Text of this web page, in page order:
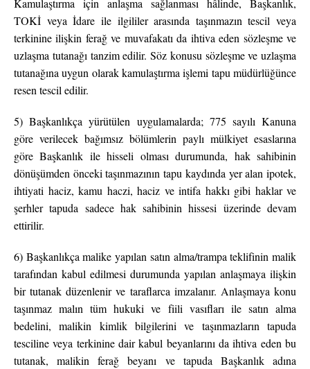
Kamulaştırma için anlaşma sağlanması hâlinde, Başkanlık,
TOKİ veya İdare ile ilgililer arasında taşınmazın tescil veya
terkinine ilişkin ferağ ve muvafakatı da ihtiva eden sözleşme ve
uzlaşma tutanağı tanzim edilir. Söz konusu sözleşme ve uzlaşma
tutanağına uygun olarak kamulaştırma işlemi tapu müdürlüğünce
resen tescil edilir.
5) Başkanlıkça yürütülen uygulamalarda; 775 sayılı Kanuna
göre verilecek bağımsız bölümlerin paylı mülkiyet esaslarına
göre Başkanlık ile hisseli olması durumunda, hak sahibinin
dönüşümden önceki taşınmazının tapu kaydında yer alan ipotek,
ihtiyati haciz, kamu haczi, haciz ve intifa hakkı gibi haklar ve
şerhler tapuda sadece hak sahibinin hissesi üzerinde devam
ettirilir.
6) Başkanlıkça malike yapılan satın alma/trampa teklifinin malik
tarafından kabul edilmesi durumunda yapılan anlaşmaya ilişkin
bir tutanak düzenlenir ve taraflarca imzalanır. Anlaşmaya konu
taşınmaz malın tüm hukuki ve fiili vasıfları ile satın alma
bedelini, malikin kimlik bilgilerini ve taşınmazların tapuda
tesciline veya terkinine dair kabul beyanlarını da ihtiva eden bu
tutanak, malikin ferağ beyanı ve tapuda Başkanlık adına